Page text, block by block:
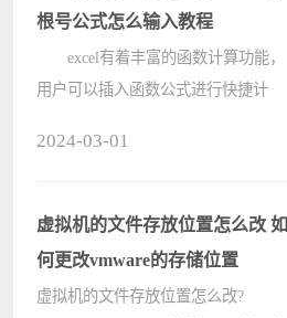
根号公式怎么输入教程
excel有着丰富的函数计算功能，
用户可以插入函数公式进行快捷计
excel开根号公式怎么输入教程吧。
????
2024-03-01
虚拟机的文件存放位置怎么改 如
何更改vmware的存储位置
虚拟机的文件存放位置怎么改?